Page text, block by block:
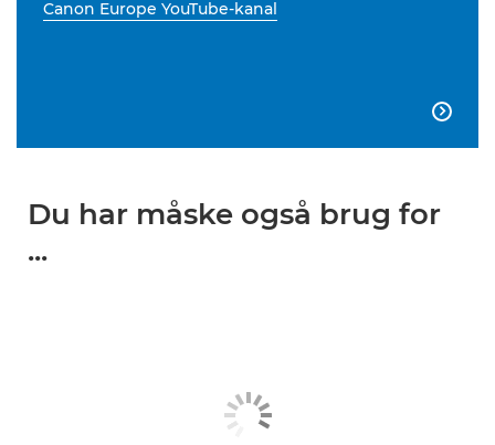
Canon Europe YouTube-kanal

Du har måske også brug for
...